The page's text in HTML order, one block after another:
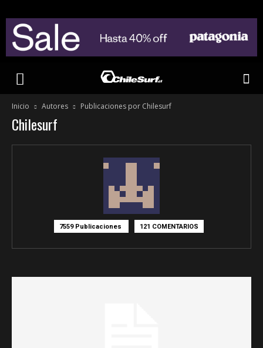
Inicio Autores Publicaciones por Chilesurf
Chilesurf
7559 Publicaciones 121 COMENTARIOS